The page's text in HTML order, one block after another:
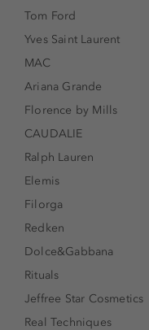
Tom Ford
Yves Saint Laurent
MAC
Ariana Grande
Florence by Mills
CAUDALIE
Ralph Lauren
Elemis
Filorga
Redken
Dolce&Gabbana
Rituals
Jeffree Star Cosmetics
Real Techniques